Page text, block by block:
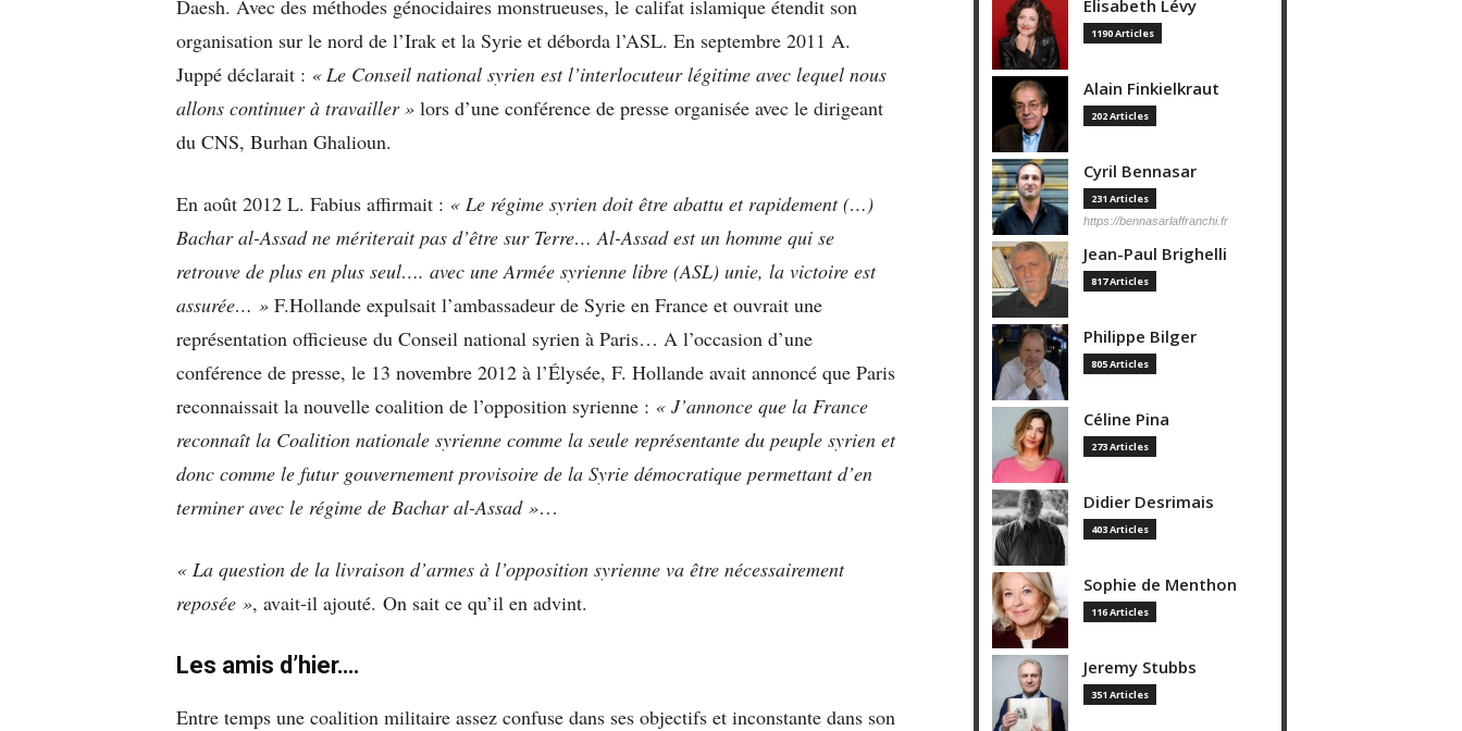
Daesh. Avec des méthodes génocidaires monstrueuses, le califat islamique étendit son
organisation sur le nord de l’Irak et la Syrie et déborda l’ASL. En septembre 2011 A.
Juppé déclarait : « Le Conseil national syrien est l’interlocuteur légitime avec lequel nous
allons continuer à travailler » lors d’une conférence de presse organisée avec le dirigeant
du CNS, Burhan Ghalioun.
En août 2012 L. Fabius affirmait : « Le régime syrien doit être abattu et rapidement (…)
Bachar al-Assad ne mériterait pas d’être sur Terre… Al-Assad est un homme qui se
retrouve de plus en plus seul…. avec une Armée syrienne libre (ASL) unie, la victoire est
assurée… » F.Hollande expulsait l’ambassadeur de Syrie en France et ouvrait une
représentation officieuse du Conseil national syrien à Paris… A l’occasion d’une
conférence de presse, le 13 novembre 2012 à l’Élysée, F. Hollande avait annoncé que Paris
reconnaissait la nouvelle coalition de l’opposition syrienne : « J’annonce que la France
reconnaît la Coalition nationale syrienne comme la seule représentante du peuple syrien et
donc comme le futur gouvernement provisoire de la Syrie démocratique permettant d’en
terminer avec le régime de Bachar al-Assad »…
« La question de la livraison d’armes à l’opposition syrienne va être nécessairement
reposée », avait-il ajouté. On sait ce qu’il en advint.
Les amis d’hier….
Entre temps une coalition militaire assez confuse dans ses objectifs et inconstante dans son
Elisabeth Lévy
1190 Articles
Alain Finkielkraut
202 Articles
Cyril Bennasar
231 Articles
https://bennasarlaffranchi.fr
Jean-Paul Brighelli
817 Articles
Philippe Bilger
805 Articles
Céline Pina
273 Articles
Didier Desrimais
403 Articles
Sophie de Menthon
116 Articles
Jeremy Stubbs
351 Articles